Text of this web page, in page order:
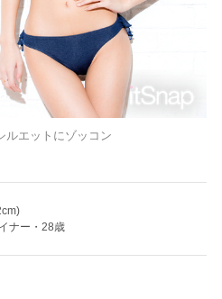
ルエットにゾッコン
ナー・28歳